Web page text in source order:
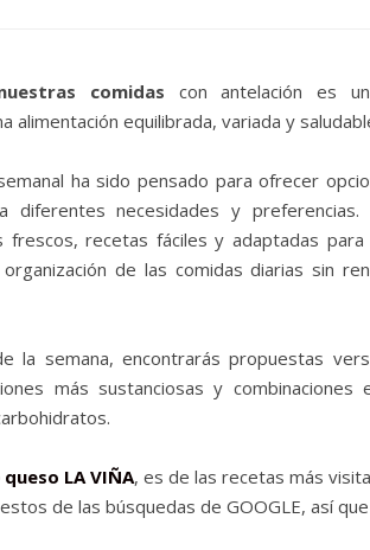
comidas con antelación es
alimentación equilibrada, variada y
ha sido pensado para ofrecer
diferentes necesidades y preferencias.
frescos, recetas fáciles y adaptadas
de las comidas diarias sin
la semana, encontrarás propuestas
más sustanciosas y combinaciones
LA VIÑA, es de las recetas más
de las búsquedas de GOOGLE, así